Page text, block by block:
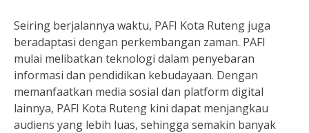
Seiring berjalannya waktu, PAFI Kota Ruteng juga
beradaptasi dengan perkembangan zaman. PAFI
mulai melibatkan teknologi dalam penyebaran
informasi dan pendidikan kebudayaan. Dengan
memanfaatkan media sosial dan platform digital
lainnya, PAFI Kota Ruteng kini dapat menjangkau
audiens yang lebih luas, sehingga semakin banyak